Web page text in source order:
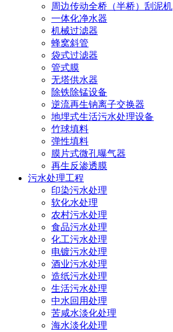
周边传动全桥（半桥）刮泥机
一体化净水器
机械过滤器
蜂窝斜管
袋式过滤器
管式膜
无塔供水器
除铁除锰设备
逆流再生钠离子交换器
地埋式生活污水处理设备
竹球填料
弹性填料
膜片式微孔曝气器
再生反渗透膜
污水处理工程
印染污水处理
软化水处理
农村污水处理
食品污水处理
化工污水处理
电镀污水处理
酒业污水处理
造纸污水处理
生活污水处理
中水回用处理
苦咸水淡化处理
海水淡化处理